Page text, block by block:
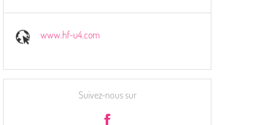
www.hf-u4.com
Suivez-nous sur